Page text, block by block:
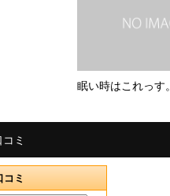
眠い時はこれっす。
ミ